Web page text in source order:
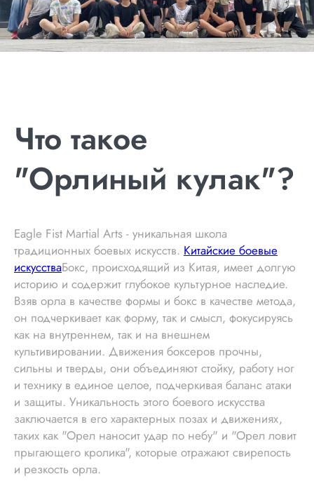
Что такое
"Орлиный кулак"?
Eagle Fist Martial Arts - уникальная школа
традиционных боевых искусств. Китайские боевые
искусстваБокс, происходящий из Китая, имеет долгую
историю и содержит глубокое культурное наследие.
Взяв орла в качестве формы и бокс в качестве метода,
он подчеркивает как форму, так и смысл, фокусируясь
как на внутреннем, так и на внешнем
культивировании. Движения боксеров прочны,
сильны и тверды, они объединяют стойку, работу ног
и технику в единое целое, подчеркивая баланс атаки
и защиты. Уникальность этого боевого искусства
заключается в его характерных позах и движениях,
таких как "Орел наносит удар по небу" и "Орел ловит
прыгающего кролика", которые отражают свирепость
и резкость орла.